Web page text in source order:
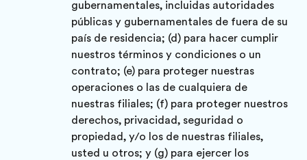
gubernamentales, incluidas autoridades
públicas y gubernamentales de fuera de su
país de residencia; (d) para hacer cumplir
nuestros términos y condiciones o un
contrato; (e) para proteger nuestras
operaciones o las de cualquiera de
nuestras filiales; (f) para proteger nuestros
derechos, privacidad, seguridad o
propiedad, y/o los de nuestras filiales,
usted u otros; y (g) para ejercer los